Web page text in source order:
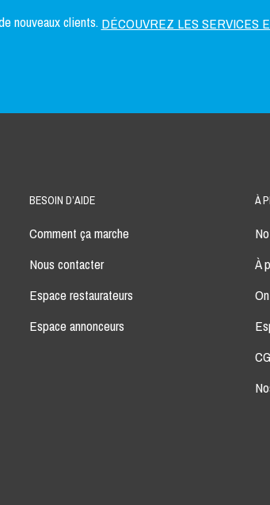
nouveaux clients. DÉCOUVREZ LES SERVICES
BESOIN D’AIDE
Comment ça marche
Nous contacter
Espace restaurateurs
Espace annonceurs
À
À